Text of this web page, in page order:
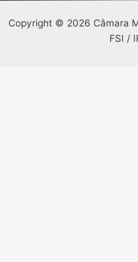
Copyright © 2026 Câmara
FSI /